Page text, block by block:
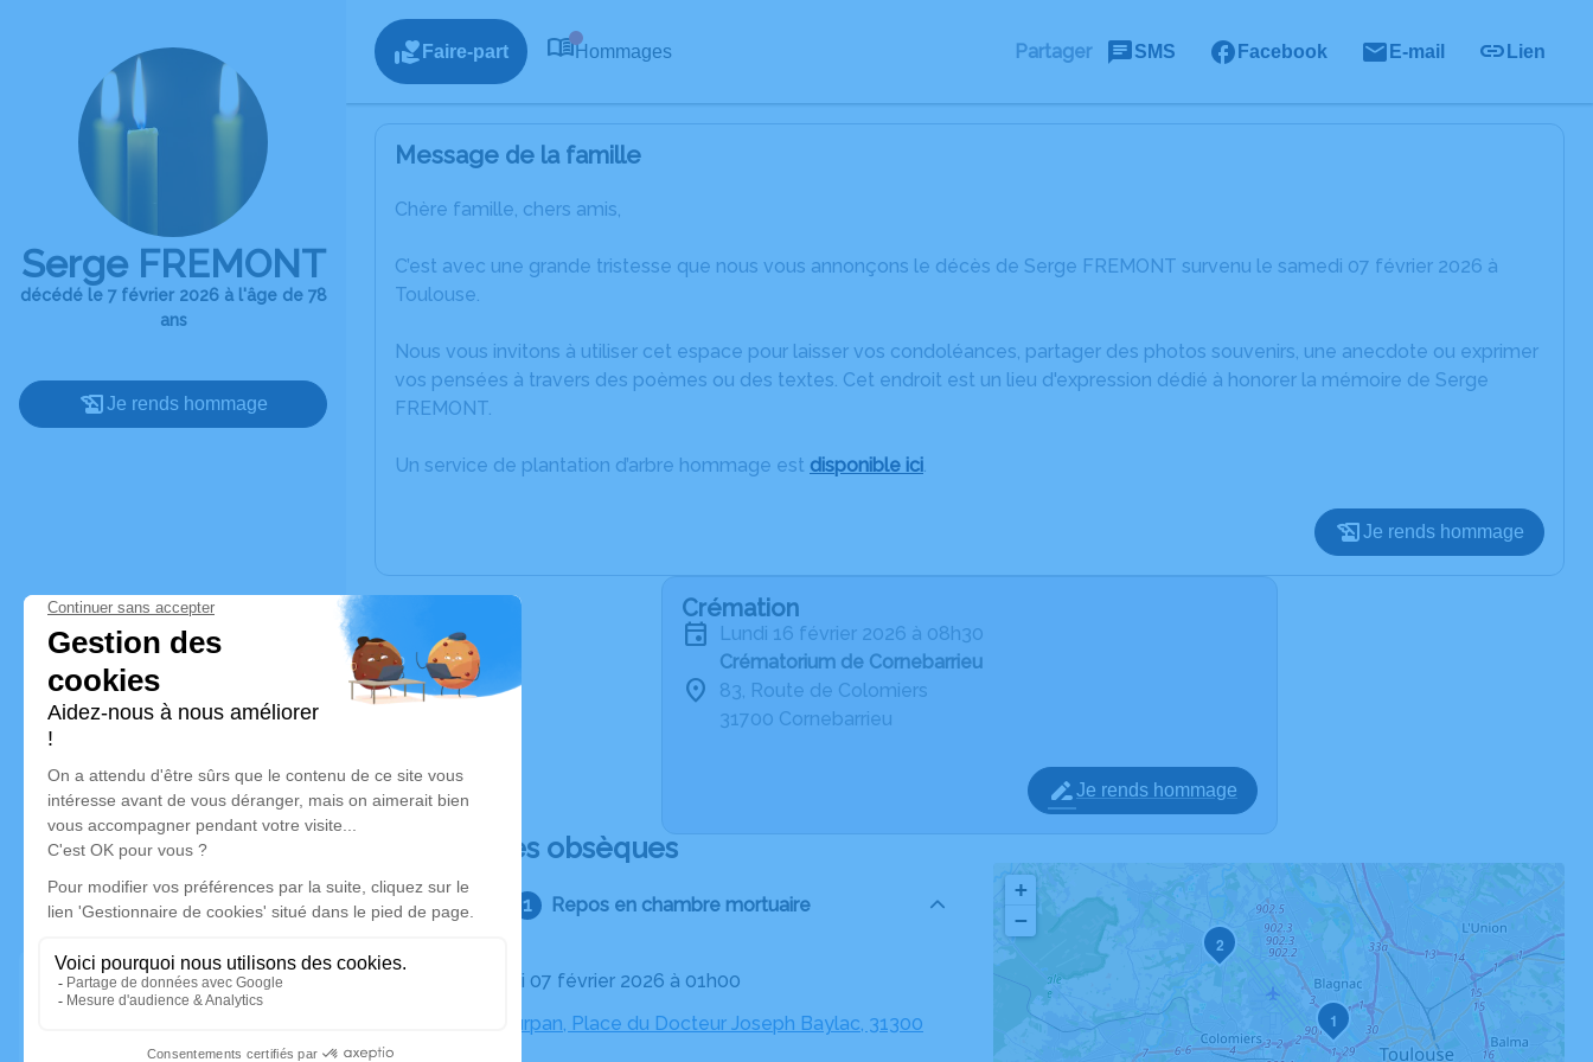
Serge FREMONT
décédé le 7 février 2026 à l'âge de 78
ans
Je rends hommage
Faire-part Hommages Partager SMS Facebook E-mail Lien
Message de la famille
Chère famille, chers amis,
C’est avec une grande tristesse que nous vous annonçons le décès de Serge FREMONT survenu le samedi 07 février 2026 à
Toulouse.
Nous vous invitons à utiliser cet espace pour laisser vos condoléances, partager des photos souvenirs, une anecdote ou exprimer
vos pensées à travers des poèmes ou des textes. Cet endroit est un lieu d'expression dédié à honorer la mémoire de Serge
FREMONT.
Un service de plantation d’arbre hommage est disponible ici.
Je rends hommage
Crémation
lundi 16 février 2026 à 08h30
Crématorium de Cornebarrieu
83, Route de Colomiers
31700 Cornebarrieu
Je rends hommage
Déroulé des obsèques
Repos en chambre mortuaire
Le samedi 07 février 2026 à 01h00
Hôpital Purpan, Place du Docteur Joseph Baylac, 31300
1
2
+
−